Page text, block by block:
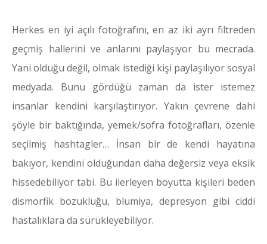
Herkes en iyi açılı fotoğrafını, en az iki ayrı filtreden
geçmiş hallerini ve anlarını paylaşıyor bu mecrada.
Yani olduğu değil, olmak istediği kişi paylaşılıyor sosyal
medyada. Bunu gördüğü zaman da ister istemez
insanlar kendini karşılaştırıyor. Yakın çevrene dahi
şöyle bir baktığında, yemek/sofra fotoğrafları, özenle
seçilmiş hashtagler… İnsan bir de kendi hayatına
bakıyor, kendini olduğundan daha değersiz veya eksik
hissedebiliyor tabi. Bu ilerleyen boyutta kişileri beden
dismorfik bozukluğu, blumiya, depresyon gibi ciddi
hastalıklara da sürükleyebiliyor.